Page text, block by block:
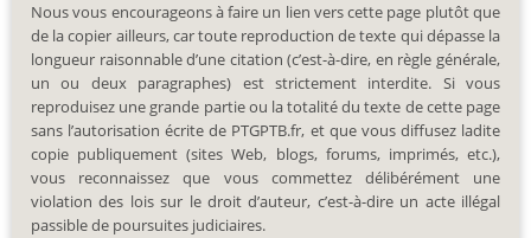
Nous vous encourageons à faire un lien vers cette page plutôt que
de la copier ailleurs, car toute reproduction de texte qui dépasse la
longueur raisonnable d’une citation (c’est-à-dire, en règle générale,
un ou deux paragraphes) est strictement interdite. Si vous
reproduisez une grande partie ou la totalité du texte de cette page
sans l’autorisation écrite de PTGPTB.fr, et que vous diffusez ladite
copie publiquement (sites Web, blogs, forums, imprimés, etc.),
vous reconnaissez que vous commettez délibérément une
violation des lois sur le droit d’auteur, c’est-à-dire un acte illégal
passible de poursuites judiciaires.